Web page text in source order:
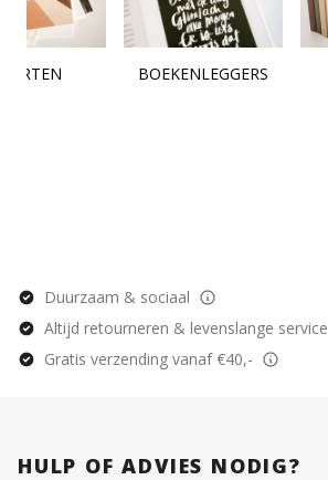
BOEKENLEGGERS
Duurzaam & sociaal
Altijd retourneren & levenslange service
Gratis verzending vanaf €40,-
HULP OF ADVIES NODIG?